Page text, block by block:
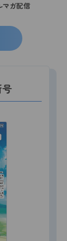
マガ配信